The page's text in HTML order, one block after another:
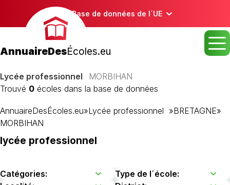
Base de données de l´UE
AnnuaireDesÉcoles.eu
Lycée professionnel MORBIHAN
Trouvé 0 écoles dans la base de données
AnnuaireDesÉcoles.eu»Lycée professionnel »BRETAGNE»
MORBIHAN
lycée professionnel